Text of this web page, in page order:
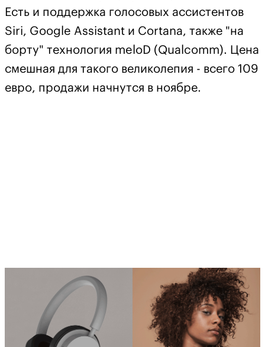
Есть и поддержка голосовых ассистентов
Siri, Google Assistant и Cortana, также "на
борту" технология meloD (Qualcomm). Цена
смешная для такого великолепия - всего 109
евро, продажи начнутся в ноябре.